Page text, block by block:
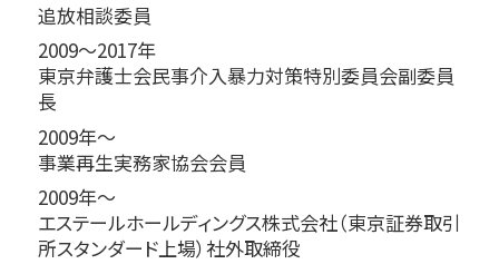
追放相談委員
2009～2017年
東京弁護士会民事介入暴力対策特別委員会副委員
長
2009年～
事業再生実務家協会会員
2009年～
エステールホールディングス株式会社（東京証券取引
所スタンダード上場）社外取締役